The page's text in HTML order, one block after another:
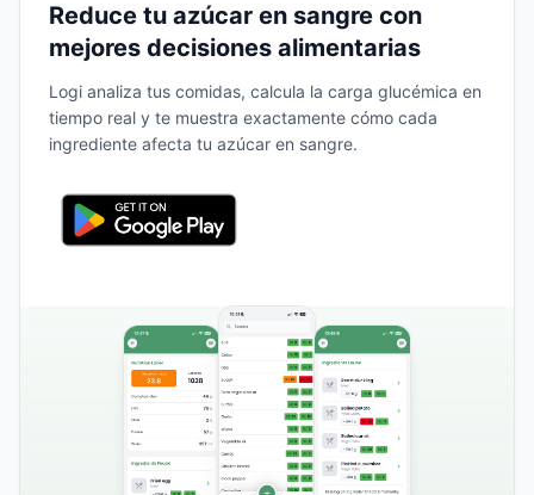
Reduce tu azúcar en sangre con
mejores decisiones alimentarias
Logi analiza tus comidas, calcula la carga glucémica en
tiempo real y te muestra exactamente cómo cada
ingrediente afecta tu azúcar en sangre.